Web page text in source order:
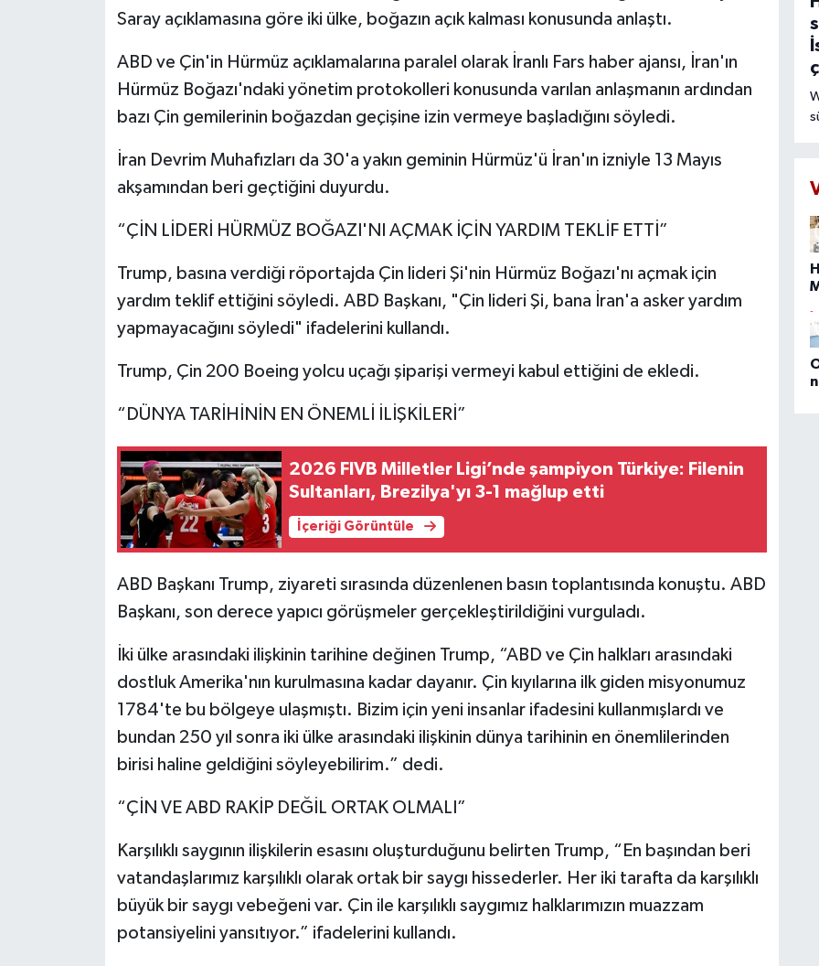
Saray açıklamasına göre iki ülke, boğazın açık kalması konusunda anlaştı.
ABD ve Çin'in Hürmüz açıklamalarına paralel olarak İranlı Fars haber ajansı, İran'ın
Hürmüz Boğazı'ndaki yönetim protokolleri konusunda varılan anlaşmanın ardından
bazı Çin gemilerinin boğazdan geçişine izin vermeye başladığını söyledi.
İran Devrim Muhafızları da 30'a yakın geminin Hürmüz'ü İran'ın izniyle 13 Mayıs
akşamından beri geçtiğini duyurdu.
“ÇİN LİDERİ HÜRMÜZ BOĞAZI'NI AÇMAK İÇİN YARDIM TEKLİF ETTİ”
Trump, basına verdiği röportajda Çin lideri Şi'nin Hürmüz Boğazı'nı açmak için
yardım teklif ettiğini söyledi. ABD Başkanı, "Çin lideri Şi, bana İran'a asker yardım
yapmayacağını söyledi" ifadelerini kullandı.
Trump, Çin 200 Boeing yolcu uçağı şiparişi vermeyi kabul ettiğini de ekledi.
“DÜNYA TARİHİNİN EN ÖNEMLİ İLİŞKİLERİ”
2026 FIVB Milletler Ligi’nde şampiyon Türkiye: Filenin
Sultanları, Brezilya'yı 3-1 mağlup etti
İçeriği Görüntüle
ABD Başkanı Trump, ziyareti sırasında düzenlenen basın toplantısında konuştu. ABD
Başkanı, son derece yapıcı görüşmeler gerçekleştirildiğini vurguladı.
İki ülke arasındaki ilişkinin tarihine değinen Trump, “ABD ve Çin halkları arasındaki
dostluk Amerika'nın kurulmasına kadar dayanır. Çin kıyılarına ilk giden misyonumuz
1784'te bu bölgeye ulaşmıştı. Bizim için yeni insanlar ifadesini kullanmışlardı ve
bundan 250 yıl sonra iki ülke arasındaki ilişkinin dünya tarihinin en önemlilerinden
birisi haline geldiğini söyleyebilirim.” dedi.
“ÇİN VE ABD RAKİP DEĞİL ORTAK OLMALI”
Karşılıklı saygının ilişkilerin esasını oluşturduğunu belirten Trump, “En başından beri
vatandaşlarımız karşılıklı olarak ortak bir saygı hissederler. Her iki tarafta da karşılıklı
büyük bir saygı vebeğeni var. Çin ile karşılıklı saygımız halklarımızın muazzam
potansiyelini yansıtıyor.” ifadelerini kullandı.